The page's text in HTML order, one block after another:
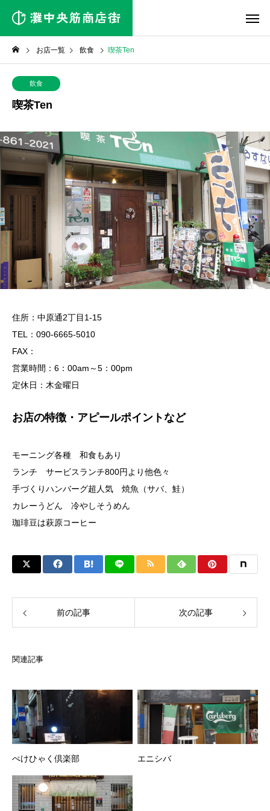
お店一覧 飲食 喫茶Ten
飲食
喫茶Ten
住所：中原通2丁目1-15
TEL：090-6665-5010
FAX：
営業時間：6：00am～5：00pm
定休日：木金曜日
お店の特徴・アピールポイントなど
モーニング各種 和食もあり
ランチ サービスランチ800円より他色々
手づくりハンバーグ超人気 焼魚（サバ、鮭）
カレーうどん 冷やしそうめん
珈琲豆は萩原コーヒー
前の記事 次の記事
関連記事
ぺけひゃく倶楽部 エニシバ